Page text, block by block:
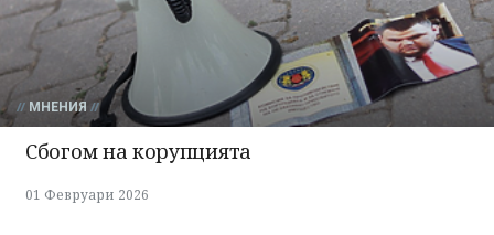
МНЕНИЯ
Сбогом на корупцията
01 Февруари 2026